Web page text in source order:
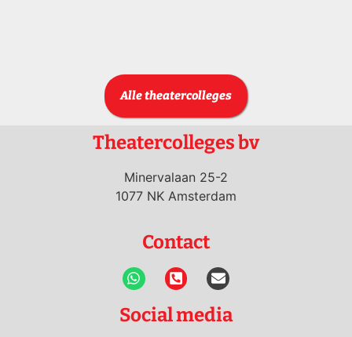
Alle theatercolleges
Theatercolleges bv
Minervalaan 25-2
1077 NK Amsterdam
Contact
Social media